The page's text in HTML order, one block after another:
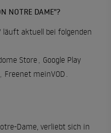
NOTRE DAME"?
läuft aktuell bei folgenden
Store , Google Play
, Freenet meinVOD .
Dame, verliebt sich in